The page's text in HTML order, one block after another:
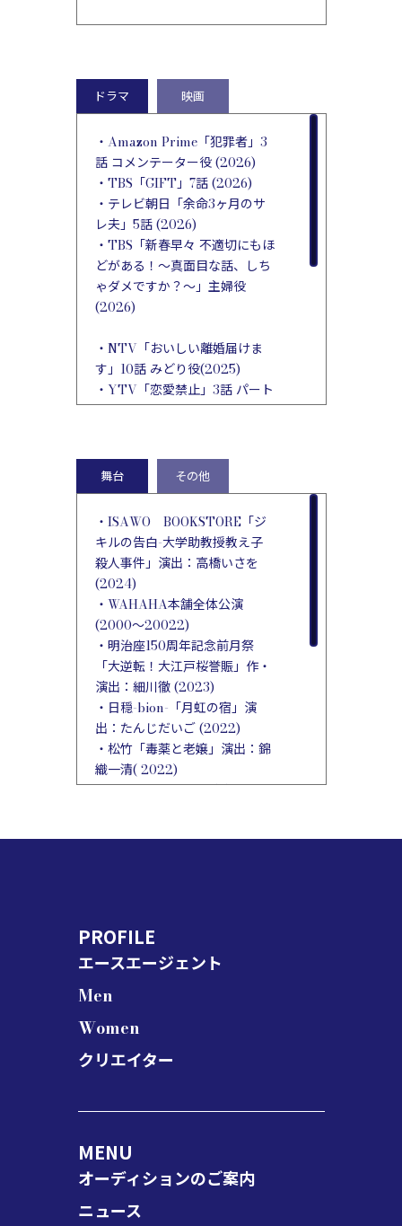
ドラマ 映画
・Amazon Prime「犯罪者」3
話 コメンテーター役 (2026)
・TBS「GIFT」7話 (2026)
・テレビ朝日「余命3ヶ月のサ
レ夫」5話 (2026)
・TBS「新春早々 不適切にもほ
どがある！～真面目な話、しち
ゃダメですか？～」主婦役
(2026)
・NTV「おいしい離婚届けま
す」10話 みどり役(2025)
・YTV「恋愛禁止」3話 パート
役
・Reelshort「令嬢決戦！私こ
そが学園のクイーン」先生役
(2025)
・NHKBS「東京ウエストサイ
ド物語」監督：西沢威人 町お
こしスタッフ役 (2015)
・TBS「JKは雪女」監督：田中
誠 小雪の母親役 (2015)
・EX「警部補 矢部謙三２」6
話 監督：藤原和之 小池美穂
役 (2013)
・TX「孤独のグルメ
season2」11話 監督：宝来忠
昭 女性客役 (2012)
・TBS「華和家の四姉妹」9
・EX「ドラマSP・ﾐﾔｺ蝶々もの
ピーチ」監督：中山史郎 新婦
役 (2005)
・CX「買い物代行人桃子の事
件簿」監督：藤田明二 建設会
・CX「ツインズな探偵３」監
督：伊藤寿浩 部下役 (2003)
・TBS「外科医さやかの執刀事
役 (2003)
督：伊藤寿浩 石渡宣子役レギ
ュラー (2003～2006)
宅の事件簿1」監督：中山史
舞台 その他
・ISAWO BOOKSTORE「ジ
キルの告白-大学助教授教え子
殺人事件」演出：高橋いさを
(2024)
・WAHAHA本舗全体公演
(2000～20022)
・明治座150周年記念前月祭
「大逆転！大江戸桜誉賑」作・
演出：細川徹 (2023)
・日穏-bion-「月虹の宿」演
出：たんじだいご (2022)
・松竹「毒薬と老嬢」演出：錦
織一清( 2022)
・東宝「雪まろげ」演出：田村
ンドル食堂」演出：島田源領
(2014)
・「DRUG STORE」作・演
出：坂上忍 (2013)
・「コロッケ特別公演～俺はお
殿さま～」演出：岡本さとる
(2010)
PROFILE
エースエージェント
Men
Women
クリエイター
MENU
オーディションのご案内
ニュース